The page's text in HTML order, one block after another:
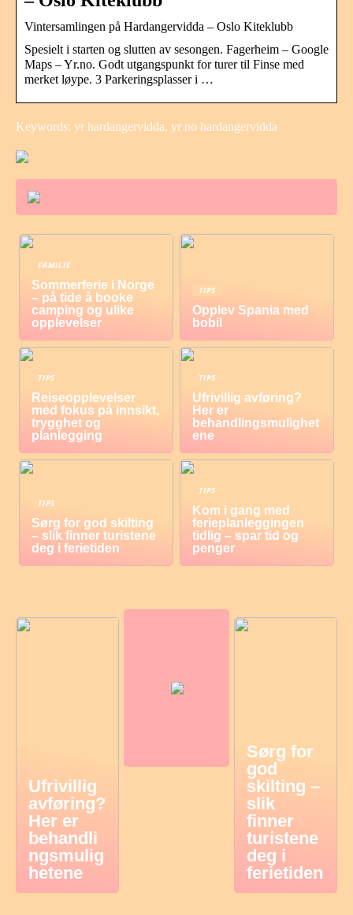
Vintersamlingen på Hardangervidda – Oslo Kiteklubb
Spesielt i starten og slutten av sesongen. Fagerheim – Google
Maps – Yr.no. Godt utgangspunkt for turer til Finse med
merket løype. 3 Parkeringsplasser i …
Keywords: yr hardangervidda, yr no hardangervidda
FAMILIE
Sommerferie i Norge
– på tide å booke
camping og ulike
opplevelser
TIPS
Opplev Spania med
bobil
TIPS
Reiseopplevelser
med fokus på innsikt,
trygghet og
planlegging
TIPS
Ufrivillig avføring?
Her er
behandlingsmulighet
ene
TIPS
Sørg for god skilting
– slik finner turistene
deg i ferietiden
TIPS
Kom i gang med
ferieplanleggingen
tidlig – spar tid og
penger
Ufrivillig
avføring?
Her er
behandli
ngsmulig
hetene
Sørg for
god
skilting –
slik
finner
turistene
deg i
ferietiden